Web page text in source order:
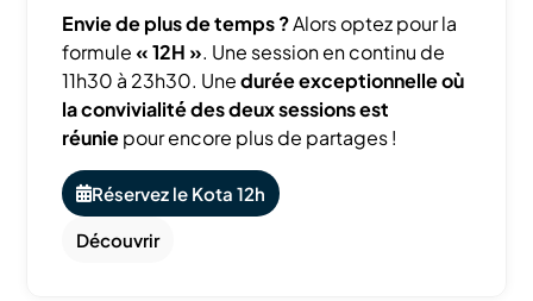
Envie de plus de temps ?Alors optez pour la
formule« 12H ». Une session en continu de
11h30 à 23h30. Unedurée exceptionnelle où
la convivialité des deux sessions est
réuniepour encore plus de partages !
Réservez le Kota 12h
Découvrir